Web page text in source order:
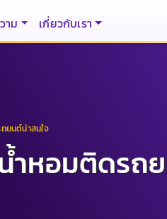
าม เกี่ยวกับเรา
ยนต์น่าสนใจ
น้ำหอมติดรถ